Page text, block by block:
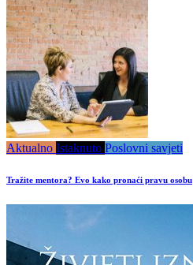
Aktualno Istaknuto Poslovni savjeti
Tražite mentora? Evo kako pronaći pravu osobu